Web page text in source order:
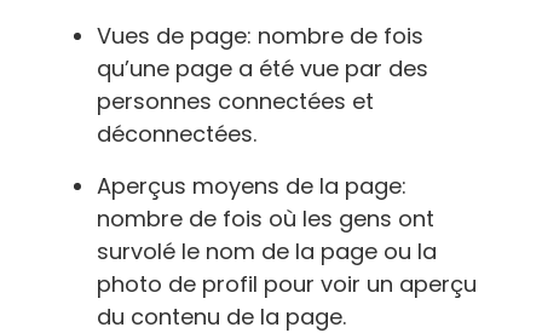
Vues de page: nombre de fois
qu’une page a été vue par des
personnes connectées et
déconnectées.
Aperçus moyens de la page:
nombre de fois où les gens ont
survolé le nom de la page ou la
photo de profil pour voir un aperçu
du contenu de la page.